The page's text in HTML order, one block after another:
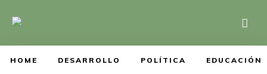
HOME DESARROLLO POLÍTICA EDUCACIÓN